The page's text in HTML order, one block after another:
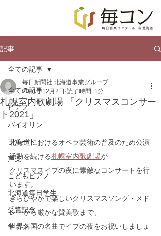
記事
全ての記事
ピアノ
バイオリン
フルート
声楽
こどもピアノ
北海道毎日学生
受賞記念
学コン
全ての記事
札幌室内歌劇場 「クリスマスコンサー
ト2021」
毎日新聞社 北海道事業グループ
2021年12月2日 読了時間: 1分
北海道におけるオペラ芸術の普及のため公演
活動を続ける札幌室内歌劇場が
クリスマスイブの夜に素敵なコンサートを行
います。
きらびやかで楽しいクリスマスソング・メド
レーから厳かな賛美歌まで、
世界各国の名曲でイブの夜をお祝いしましょ